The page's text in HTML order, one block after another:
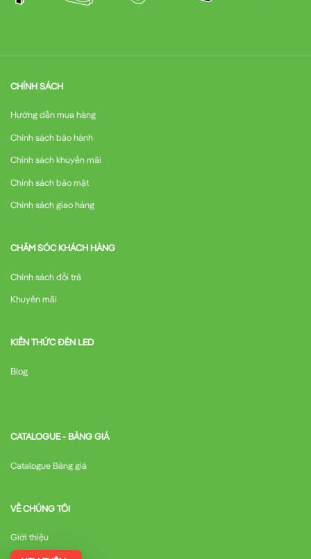
CHÍNH SÁCH
Hướng dẫn mua hàng
Chính sách bảo hành
Chính sách khuyến mãi
Chính sách bảo mật
Chính sách giao hàng
CHĂM SÓC KHÁCH HÀNG
Chính sách đổi trả
Khuyến mãi
KIẾN THỨC ĐÈN LED
Blog
CATALOGUE - BẢNG GIÁ
Catalogue Bảng giá
VỀ CHÚNG TÔI
Giới thiệu